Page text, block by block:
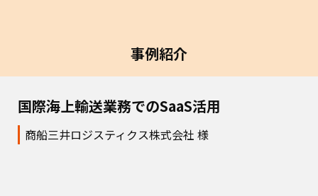
事例紹介
国際海上輸送業務でのSaaS活用
商船三井ロジスティクス株式会社 様